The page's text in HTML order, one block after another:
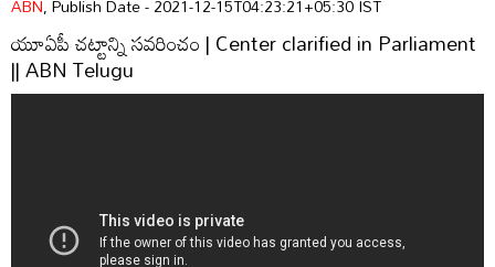
ABN, Publish Date - 2021-12-15T04:23:21+05:30 IST
యూఏపీ చట్టాన్ని సవరించం | Center clarified in Parliament
|| ABN Telugu